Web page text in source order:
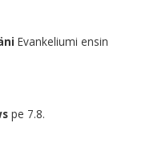
Evankeliumi ensin
pe 7.8.